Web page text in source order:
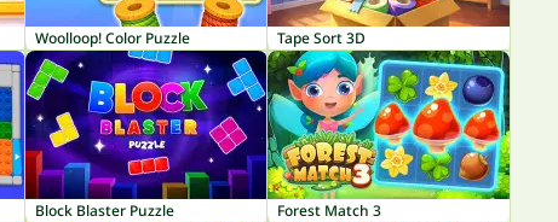
Woolloop! Color Puzzle Tape Sort 3D
Block Blaster Puzzle Forest Match 3